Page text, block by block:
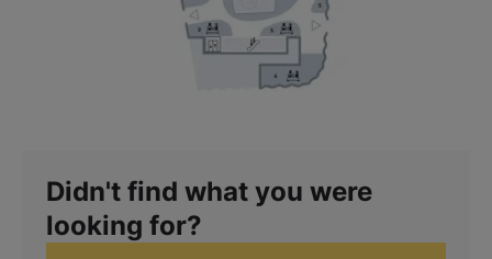
Didn't find what you were
looking for?